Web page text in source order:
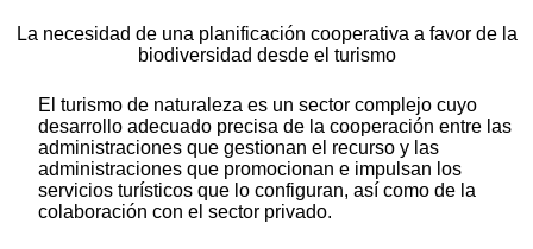
La necesidad de una planificación cooperativa a favor de la
biodiversidad desde el turismo
El turismo de naturaleza es un sector complejo cuyo
desarrollo adecuado precisa de la cooperación entre las
administraciones que gestionan el recurso y las
administraciones que promocionan e impulsan los
servicios turísticos que lo configuran, así como de la
colaboración con el sector privado.